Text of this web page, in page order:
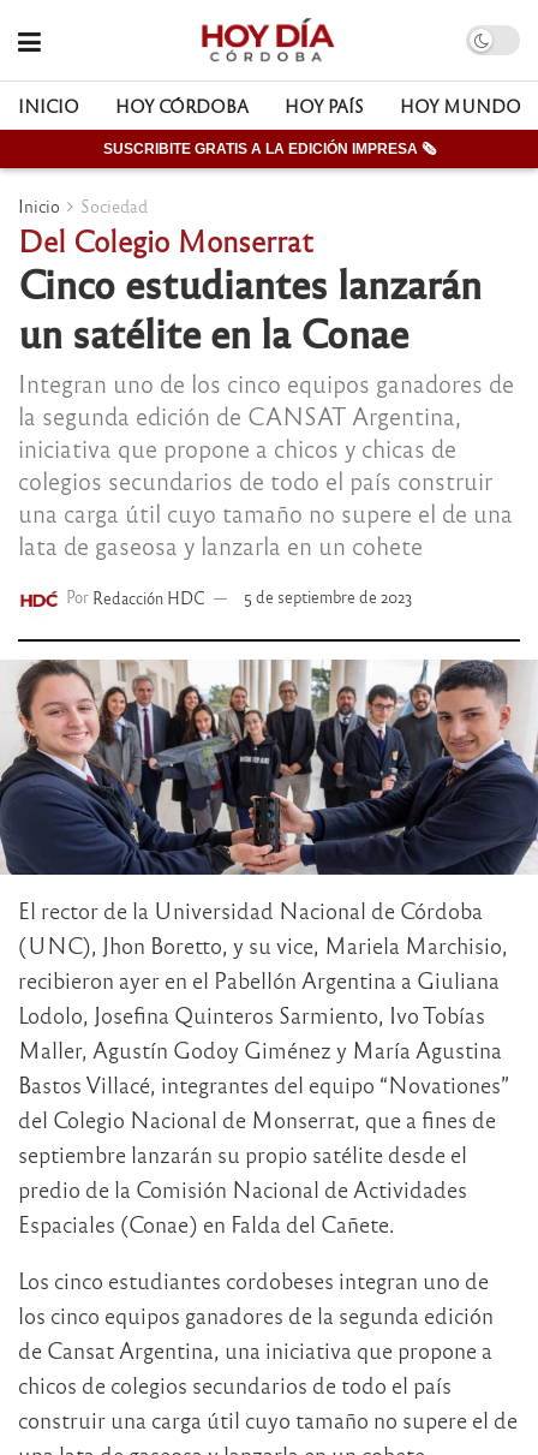
INICIO HOY CÓRDOBA HOY PAÍS HOY MUNDO
SUSCRIBITE GRATIS A LA EDICIÓN IMPRESA 🗞
Inicio Sociedad
Del Colegio Monserrat
Cinco estudiantes lanzarán
un satélite en la Conae
Integran uno de los cinco equipos ganadores de
la segunda edición de CANSAT Argentina,
iniciativa que propone a chicos y chicas de
colegios secundarios de todo el país construir
una carga útil cuyo tamaño no supere el de una
lata de gaseosa y lanzarla en un cohete
Por Redacción HDC 5 de septiembre de 2023
El rector de la Universidad Nacional de Córdoba
(UNC), Jhon Boretto, y su vice, Mariela Marchisio,
recibieron ayer en el Pabellón Argentina a Giuliana
Lodolo, Josefina Quinteros Sarmiento, Ivo Tobías
Maller, Agustín Godoy Giménez y María Agustina
Bastos Villacé, integrantes del equipo “Novationes”
del Colegio Nacional de Monserrat, que a fines de
septiembre lanzarán su propio satélite desde el
predio de la Comisión Nacional de Actividades
Espaciales (Conae) en Falda del Cañete.
Los cinco estudiantes cordobeses integran uno de
los cinco equipos ganadores de la segunda edición
de Cansat Argentina, una iniciativa que propone a
chicos de colegios secundarios de todo el país
construir una carga útil cuyo tamaño no supere el de